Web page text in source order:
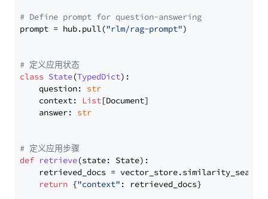
# Define prompt for question-answering
prompt = hub.pull("rlm/rag-prompt")
# 定义应用状态
class State(TypedDict):
    question:
str
    context:
List[Document]
    answer:
str
# 定义应用步骤
def retrieve(state: State):
retrieved_docs =
return {"context" : retrieved_docs}